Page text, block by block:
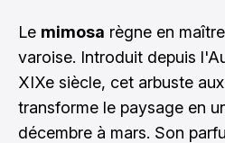
Le mimosa règne en
varoise. Introduit depuis
XIXe siècle, cet arbuste
transforme le paysage en
décembre à mars. Son